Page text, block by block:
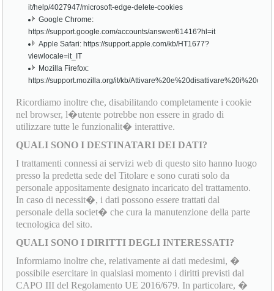
it/help/4027947/microsoft-edge-delete-cookies
Google Chrome:
https://support.google.com/accounts/answer/61416?hl=it
Apple Safari: https://support.apple.com/kb/HT1677?
viewlocale=it_IT
Mozilla Firefox:
https://support.mozilla.org/it/kb/
Ricordiamo inoltre che, disabilitando completamente i cookie
nel browser, l�utente potrebbe non essere in grado di
utilizzare tutte le funzionalit� interattive.
QUALI SONO I DESTINATARI DEI DATI?
I trattamenti connessi ai servizi web di questo sito hanno luogo
presso la predetta sede del Titolare e sono curati solo da
personale appositamente designato incaricato del trattamento.
In caso di necessit�, i dati possono essere trattati dal
personale della societ� che cura la manutenzione della parte
tecnologica del sito.
QUALI SONO I DIRITTI DEGLI INTERESSATI?
Informiamo inoltre che, relativamente ai dati medesimi, �
possibile esercitare in qualsiasi momento i diritti previsti dal
CAPO III del Regolamento UE 2016/679. In particolare, �